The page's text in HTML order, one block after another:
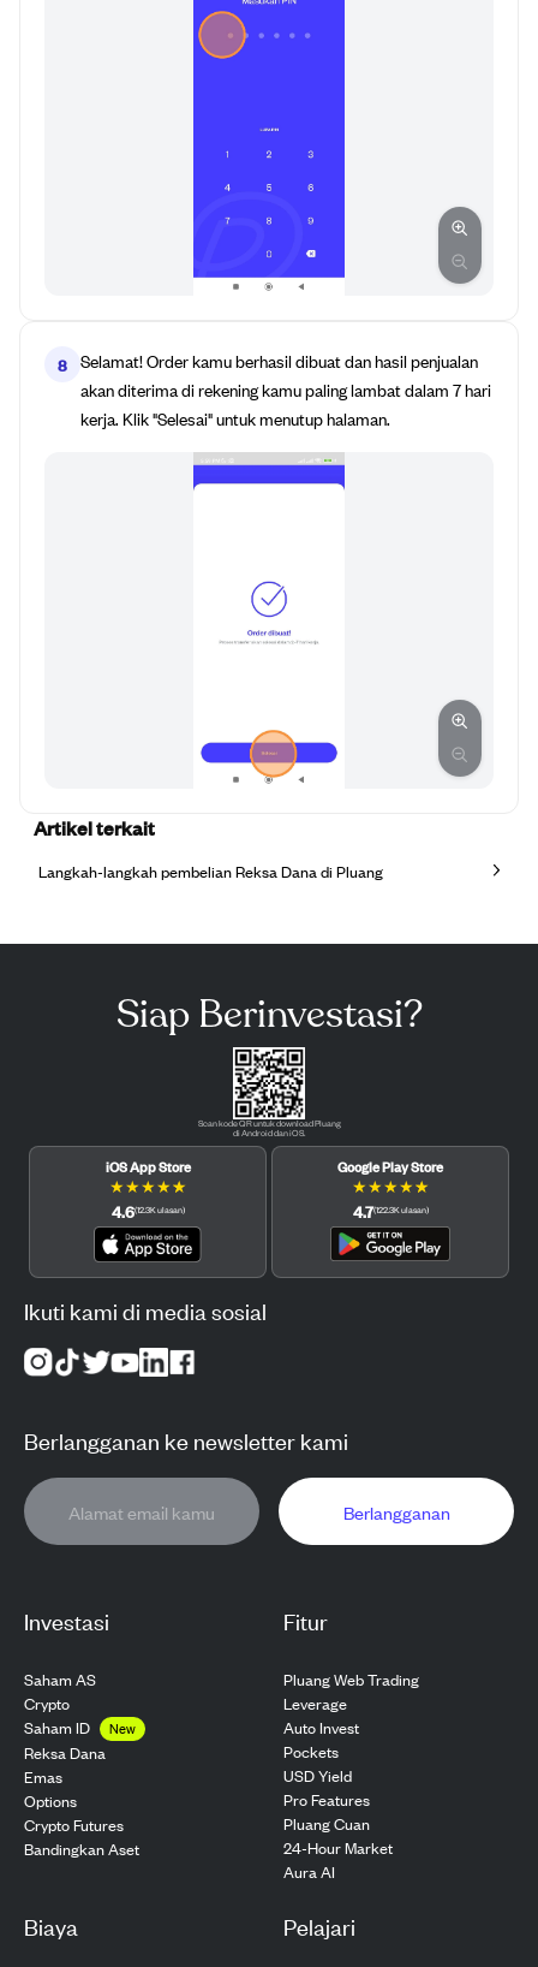
8 Selamat! Order kamu berhasil dibuat dan hasil penjualan
akan diterima di rekening kamu paling lambat dalam 7 hari
kerja. Klik "Selesai" untuk menutup halaman.
Artikel terkait
Langkah-langkah pembelian Reksa Dana di Pluang
Investasi
Saham AS
Crypto
Saham ID
New
Reksa Dana
Emas
Options
Crypto Futures
Bandingkan Aset
Fitur
Pluang Web Trading
Leverage
Auto Invest
Pockets
USD Yield
Pro Features
Pluang Cuan
24-Hour Market
Aura AI
Biaya Pelajari
Siap Berinvestasi?
Scan kode QR untuk download Pluang
di Android dan iOS.
iOS App Store
★★★★★
4.6(12.3K ulasan)
Google Play Store
★★★★★
4.7(122.3K ulasan)
Ikuti kami di media sosial
Berlangganan ke newsletter kami
Berlangganan